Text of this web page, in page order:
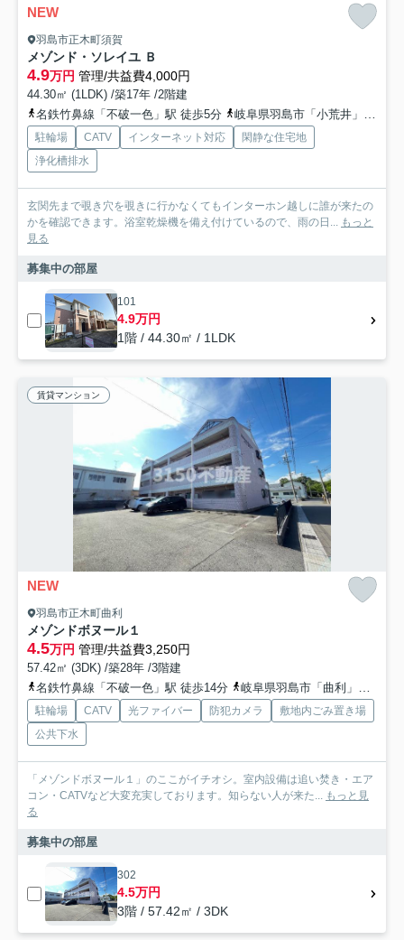
NEW
羽島市正木町須賀
メゾンド・ソレイユ Ｂ
4.9万円 管理/共益費4,000円
44.30㎡ (1LDK) /築17年 /2階建
名鉄竹鼻線「不破一色」駅 徒歩5分
岐阜県羽島市「小荒井」バス停下車 徒歩3分
駐輪場 CATV インターネット対応
閑静な住宅地
浄化槽排水
玄関先まで覗き穴を覗きに行かなくてもインターホン越しに誰が来たの
かを確認できます。浴室乾燥機を備え付けているので、雨の日... もっと
見る
募集中の部屋
101
4.9万円
1階 / 44.30㎡ / 1LDK
賃貸マンション
NEW
羽島市正木町曲利
メゾンドボヌール１
4.5万円 管理/共益費3,250円
57.42㎡ (3DK) /築28年 /3階建
名鉄竹鼻線「不破一色」駅 徒歩14分
岐阜県羽島市「曲利」バス停下車 徒歩3分
駐輪場 CATV 光ファイバー 防犯カメラ
敷地内ごみ置き場
公共下水
「メゾンドボヌール１」のここがイチオシ。室内設備は追い焚き・エア
コン・CATVなど大変充実しております。知らない人が来た... もっと見
る
募集中の部屋
302
4.5万円
3階 / 57.42㎡ / 3DK